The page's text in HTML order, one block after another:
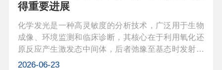
得重要进展
化学发光是一种高灵敏度的分析技术，广泛用于生物
成像、环境监测和临床诊断，其核心在于利用氧化还
原反应产生激发态中间体，后者弛豫至基态时发射光
子。构建高效且高特异性的化学发光系统，关键在于
2026-06-23